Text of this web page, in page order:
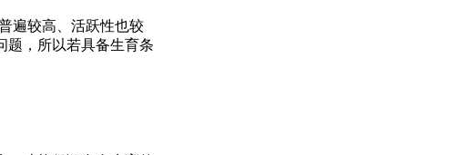
遍较高、活跃性也较
题，所以若具备生育条